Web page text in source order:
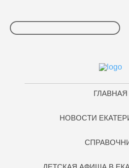
ГЛАВНАЯ
НОВОСТИ